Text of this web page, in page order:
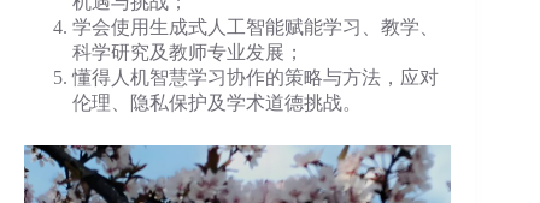
学会使用生成式人工智能赋能学习、教学、
科学研究及教师专业发展；
懂得人机智慧学习协作的策略与方法，应对
伦理、隐私保护及学术道德挑战。